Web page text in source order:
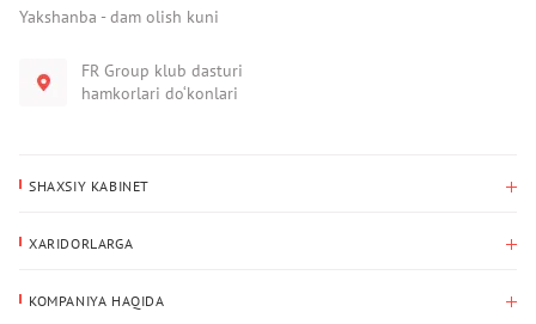
Yakshanba - dam olish kuni
FR Group klub dasturi
hamkorlari do‘konlari
SHAXSIY KABINET
Yetkazib berish manzili
XARIDORLARGA
KOMPANIYA HAQIDA